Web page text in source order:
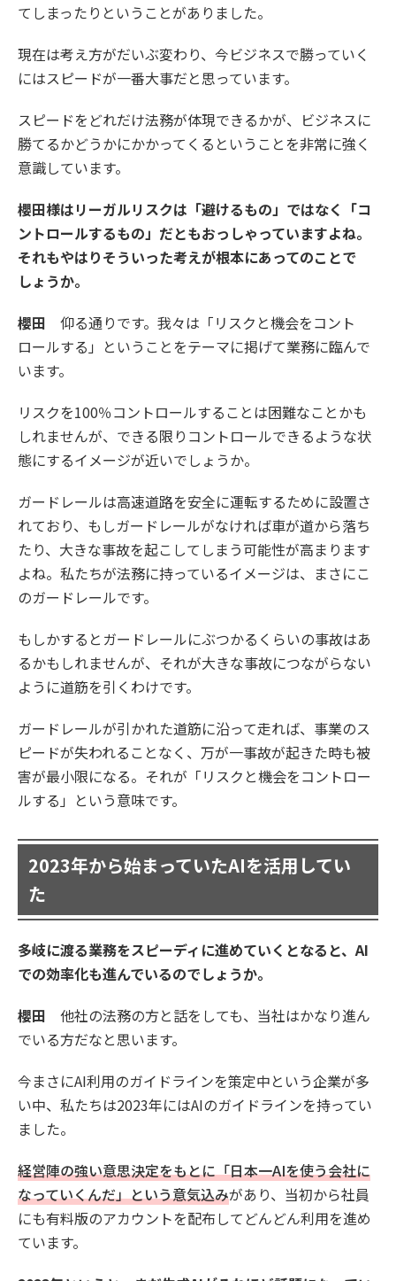
てしまったりということがありました。
現在は考え方がだいぶ変わり、今ビジネスで勝っていく
にはスピードが一番大事だと思っています。
スピードをどれだけ法務が体現できるかが、ビジネスに
勝てるかどうかにかかってくるということを非常に強く
意識しています。
櫻田様はリーガルリスクは「避けるもの」ではなく「コ
ントロールするもの」だともおっしゃっていますよね。
それもやはりそういった考えが根本にあってのことで
しょうか。
櫻田 仰る通りです。我々は「リスクと機会をコント
ロールする」ということをテーマに掲げて業務に臨んで
います。
リスクを100％コントロールすることは困難なことかも
しれませんが、できる限りコントロールできるような状
態にするイメージが近いでしょうか。
ガードレールは高速道路を安全に運転するために設置さ
れており、もしガードレールがなければ車が道から落ち
たり、大きな事故を起こしてしまう可能性が高まります
よね。私たちが法務に持っているイメージは、まさにこ
のガードレールです。
もしかするとガードレールにぶつかるくらいの事故はあ
るかもしれませんが、それが大きな事故につながらない
ように道筋を引くわけです。
ガードレールが引かれた道筋に沿って走れば、事業のス
ピードが失われることなく、万が一事故が起きた時も被
害が最小限になる。それが「リスクと機会をコントロー
ルする」という意味です。
2023年から始まっていたAIを活用してい
た
多岐に渡る業務をスピーディに進めていくとなると、AI
での効率化も進んでいるのでしょうか。
櫻田 他社の法務の方と話をしても、当社はかなり進ん
でいる方だなと思います。
今まさにAI利用のガイドラインを策定中という企業が多
い中、私たちは2023年にはAIのガイドラインを持ってい
ました。
経営陣の強い意思決定をもとに「日本一AIを使う会社に
なっていくんだ」という意気込みがあり、当初から社員
にも有料版のアカウントを配布してどんどん利用を進め
ています。